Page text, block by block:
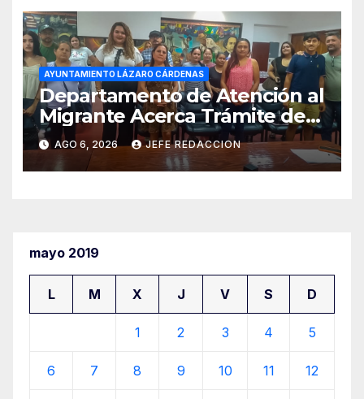
AYUNTAMIENTO LÁZARO CÁRDENAS
Departamento de Atención al
Migrante Acerca Trámite de
Pasaportes Estadounidenses
a Residentes de Lázaro
Cárdenas
AGO 6, 2026 JEFE REDACCION
mayo 2019
L M X J V S D
1 2 3 4 5
6 7 8 9 10 11 12